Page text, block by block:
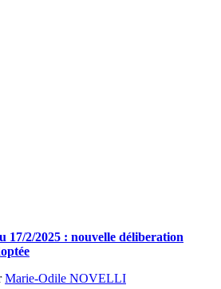
17/2/2025 : nouvelle déliberation
Marie-Odile NOVELLI